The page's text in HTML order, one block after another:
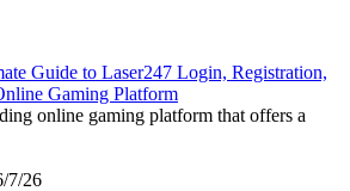
Guide to Laser247 Login, Registration,
Gaming Platform
online gaming platform that offers a
7/26